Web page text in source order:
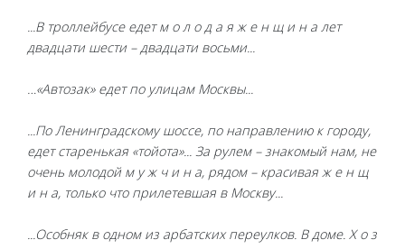
...В троллейбусе едет м о л о д а я ж е н щ и н а лет
двадцати шести – двадцати восьми...
…«Автозак» едет по улицам Москвы...
...По Ленинградскому шоссе, по направлению к городу,
едет старенькая «тойота»... За рулем – знакомый нам, не
очень молодой м у ж ч и н а, рядом – красивая ж е н щ
и н а, только что прилетевшая в Москву...
...Особняк в одном из арбатских переулков. В доме. Х о з